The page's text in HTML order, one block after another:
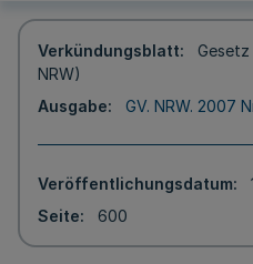
Verkündungsblatt
NRW)
Ausgabe
GV. NRW. 2007
Veröffentlichungsdatum
Seite
600